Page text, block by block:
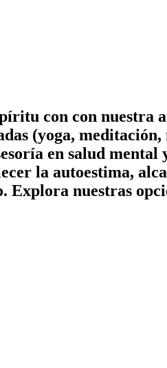
con con nuestra
(yoga,
en salud
la autoestima,
Explora nuestras